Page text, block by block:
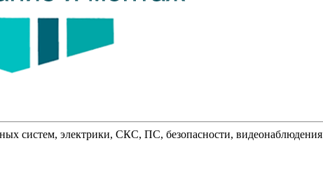
систем, электрики, СКС, ПС, безопасности, видеонаблюдения